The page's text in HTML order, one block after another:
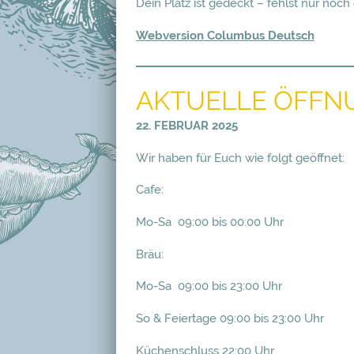
Dein Platz ist gedeckt – fehlst nur noch
Webversion Columbus Deutsch
AKTUELLE
22. FEBRUAR 2025
Wir haben für Euch wie folgt geöffnet:
Cafe:
Mo-Sa 09:00 bis 00:00 Uhr
Bräu:
Mo-Sa 09:00 bis 23:00 Uhr
So & Feiertage 09:00 bis 23:00 Uhr
Küchenschluss 22:00 Uhr